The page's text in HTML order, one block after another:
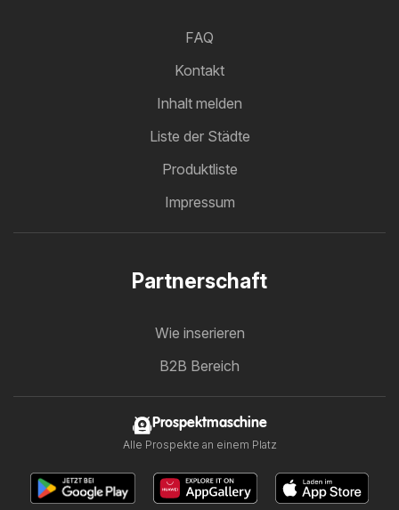
FAQ
Kontakt
Inhalt melden
Liste der Städte
Produktliste
Impressum
Partnerschaft
Wie inserieren
B2B Bereich
Prospektmaschine
Alle Prospekte an einem Platz